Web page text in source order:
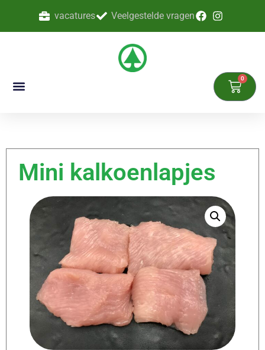
vacatures Veelgestelde vragen
0
Mini kalkoenlapjes